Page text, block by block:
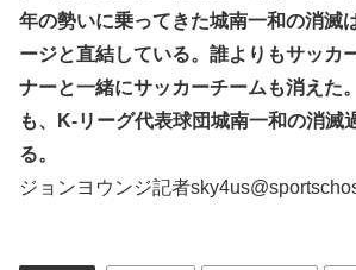
年の勢いに乗ってきた城南一和の消滅
ージと直結している。誰よりもサッカ
ナーと一緒にサッカーチームも消えた
も、K-リーグ代表球団城南一和の消滅
る。
ジョンヨウンジ記者